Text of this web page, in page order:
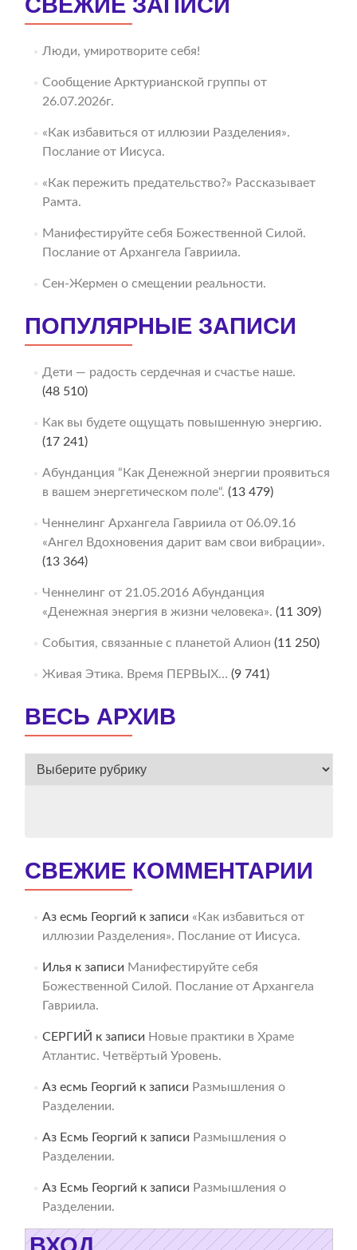
Люди, умиротворите себя!
Сообщение Арктурианской группы от
26.07.2026г.
«Как избавиться от иллюзии Разделения».
Послание от Иисуса.
«Как пережить предательство?» Рассказывает
Рамта.
Манифестируйте себя Божественной Силой.
Послание от Архангела Гавриила.
Сен-Жермен о смещении реальности.
ПОПУЛЯРНЫЕ ЗАПИСИ
Дети — радость сердечная и счастье наше.
(48 510)
Как вы будете ощущать повышенную энергию.
(17 241)
Абунданция “Как Денежной энергии проявиться
в вашем энергетическом поле“. (13 479)
Ченнелинг Архангела Гавриила от 06.09.16
«Ангел Вдохновения дарит вам свои вибрации».
(13 364)
Ченнелинг от 21.05.2016 Абунданция
«Денежная энергия в жизни человека». (11 309)
События, связанные с планетой Алион (11 250)
Живая Этика. Время ПЕРВЫХ… (9 741)
ВЕСЬ АРХИВ
ВЕСЬ
СВЕЖИЕ КОММЕНТАРИИ
Аз есмь Георгий к записи «Как избавиться от
иллюзии Разделения». Послание от Иисуса.
Илья к записи Манифестируйте себя
Божественной Силой. Послание от Архангела
Гавриила.
СЕРГИЙ к записи Новые практики в Храме
Атлантис. Четвёртый Уровень.
Аз есмь Георгий к записи Размышления о
Разделении.
Аз Есмь Георгий к записи Размышления о
Разделении.
Аз Есмь Георгий к записи Размышления о
Разделении.